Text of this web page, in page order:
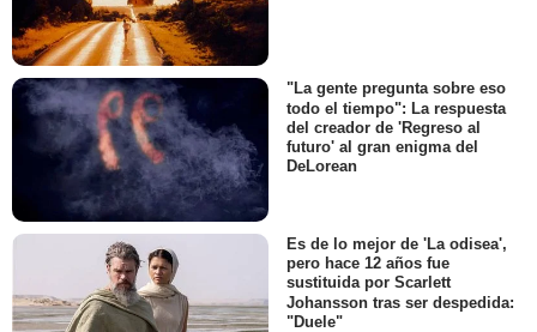
"La gente pregunta sobre eso
todo el tiempo": La respuesta
del creador de 'Regreso al
futuro' al gran enigma del
DeLorean
Es de lo mejor de 'La odisea',
pero hace 12 años fue
sustituida por Scarlett
Johansson tras ser despedida:
"Duele"